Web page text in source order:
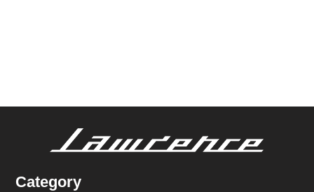
Category